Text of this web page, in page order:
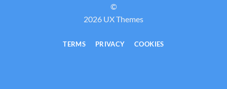
©
2026 UX Themes
TERMS PRIVACY COOKIES